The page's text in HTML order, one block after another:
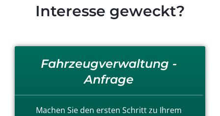
Interesse geweckt?
Fahrzeugverwaltung -
Anfrage
Machen Sie den ersten Schritt zu Ihrem